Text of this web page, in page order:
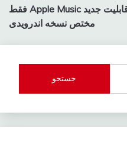
قابلیت جدید Apple Music فقط
مختص نسخه اندرویدی